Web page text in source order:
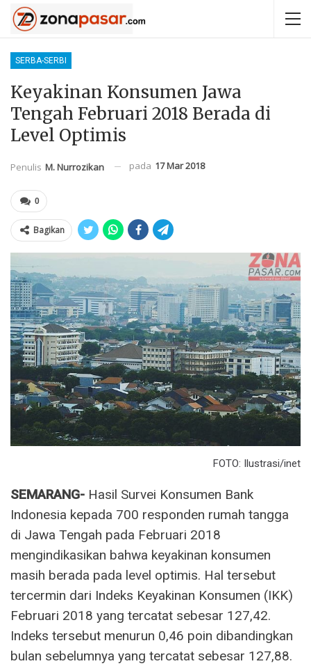
SERBA-SERBI
Keyakinan Konsumen Jawa
Tengah Februari 2018 Berada di
Level Optimis
Penulis M. Nurrozikan pada 17 Mar 2018
0
Bagikan
FOTO: Ilustrasi/inet
SEMARANG- Hasil Survei Konsumen Bank
Indonesia kepada 700 responden rumah tangga
di Jawa Tengah pada Februari 2018
mengindikasikan bahwa keyakinan konsumen
masih berada pada level optimis. Hal tersebut
tercermin dari Indeks Keyakinan Konsumen (IKK)
Februari 2018 yang tercatat sebesar 127,42.
Indeks tersebut menurun 0,46 poin dibandingkan
bulan sebelumnya yang tercatat sebesar 127,88.